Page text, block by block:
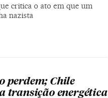
critica o ato em que um
nazista
perdem; Chile
transição energética